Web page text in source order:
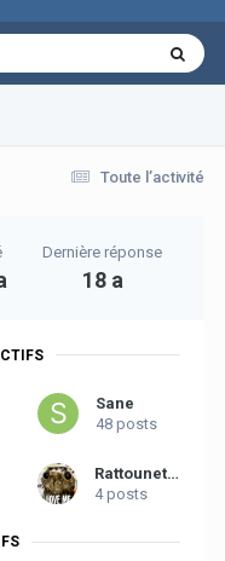
Toute l’activité
Dernière réponse
18 a
Sane
48 posts
Rattounette
4 posts